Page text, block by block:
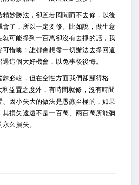
妙勝法，卻置若罔聞而不去修，以後
了，所以一定要修。比如說，做生意
可能掙到一百萬卻沒有去掙的話，我
惜噢！誰都會想盡一切辦法去掙回這
這個大好機會，以免事後後悔。
必較，但在空性方面我們卻顯得格
益置之度外，有時間就修，沒有時間
因小失大的做法是愚蠢至極的，如果
損失遠遠不是一百萬、兩百萬所能彌
久損失。